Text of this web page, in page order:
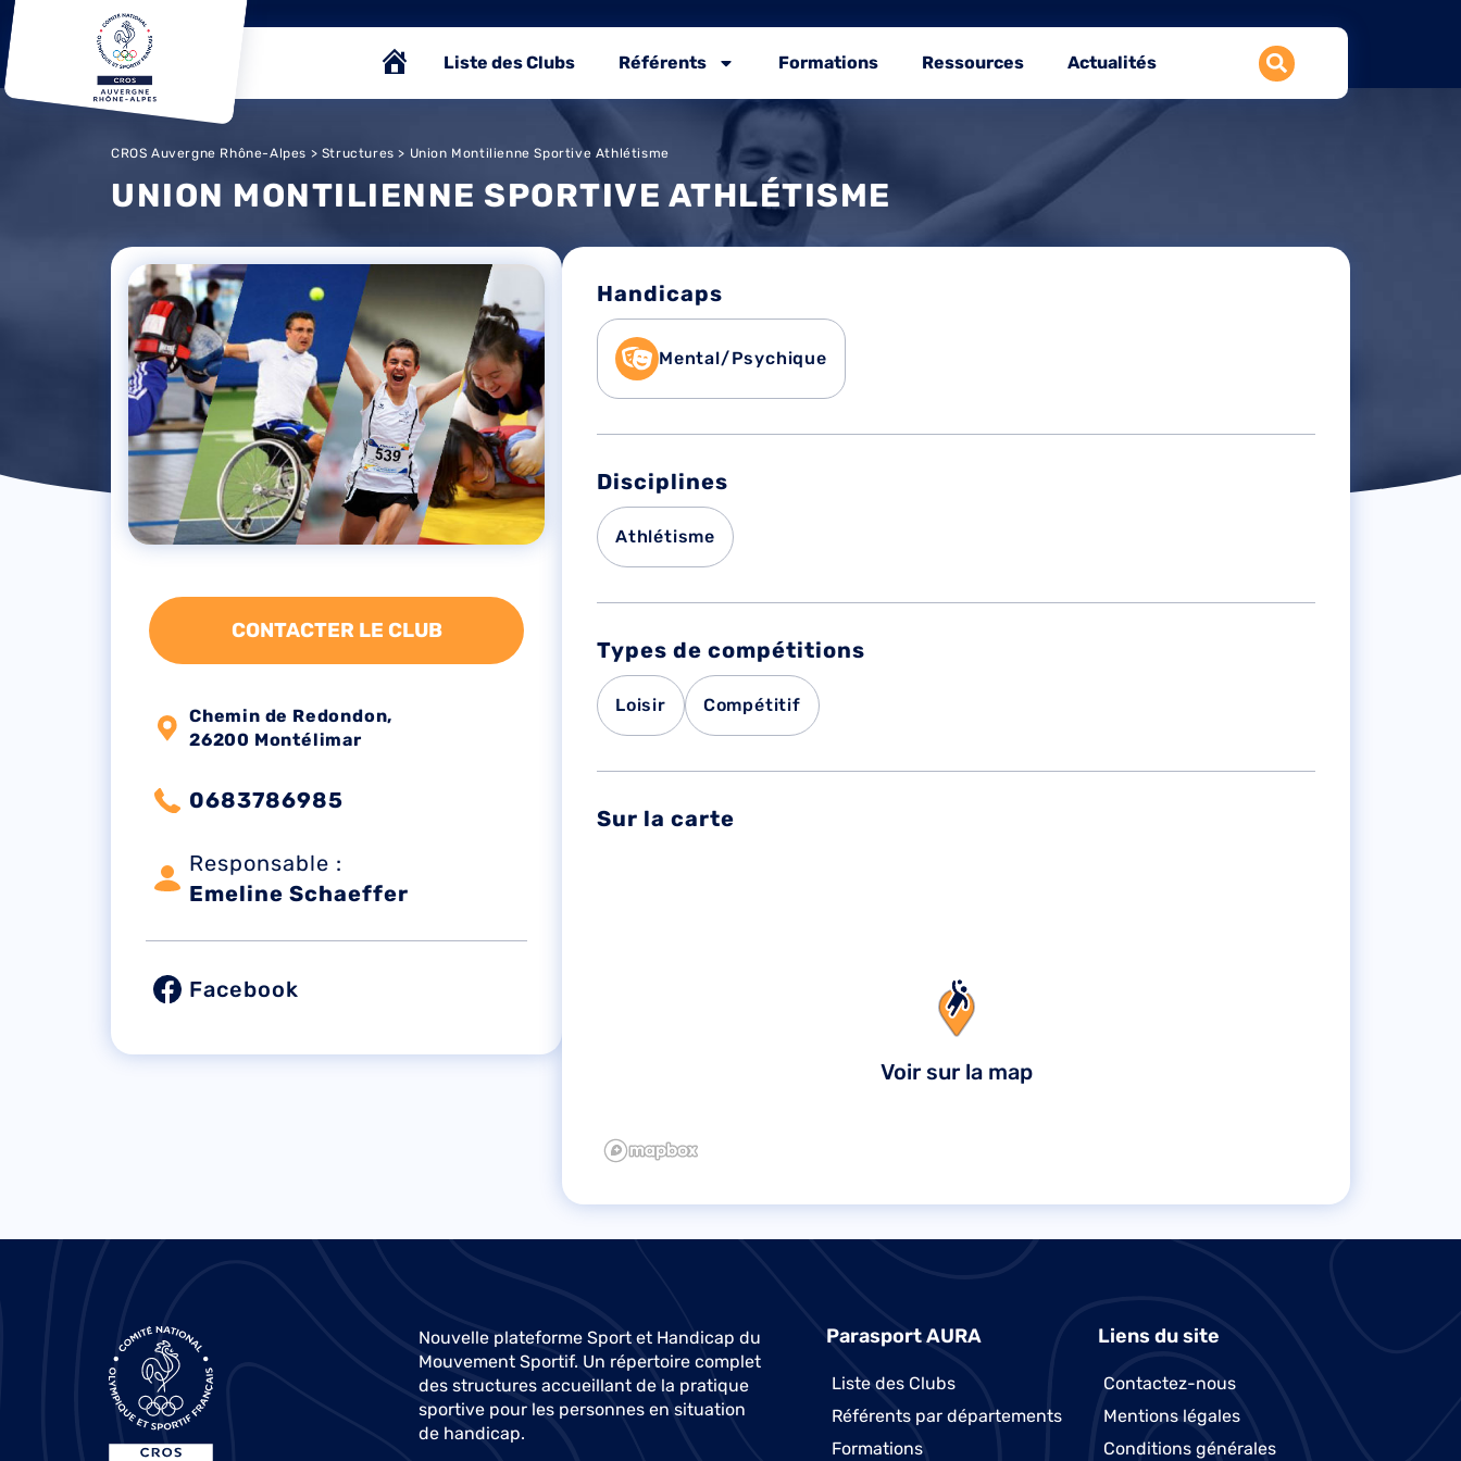
Liste des Clubs Référents Formations Ressources Actualités
CROS Auvergne Rhône-Alpes > Structures > Union Montilienne Sportive Athlétisme
UNION MONTILIENNE SPORTIVE ATHLÉTISME
CONTACTER LE CLUB
Chemin de Redondon,
26200 Montélimar
0683786985
Responsable :
Emeline Schaeffer
Facebook
Handicaps
Mental/Psychique
Disciplines
Athlétisme
Types de compétitions
Loisir Compétitif
Sur la carte
Voir sur la map
Nouvelle plateforme Sport et Handicap du
Mouvement Sportif. Un répertoire complet
des structures accueillant de la pratique
sportive pour les personnes en situation
de handicap.
Parasport AURA
Liste des Clubs
Référents par départements
Formations
Liens du site
Contactez-nous
Mentions légales
Conditions générales